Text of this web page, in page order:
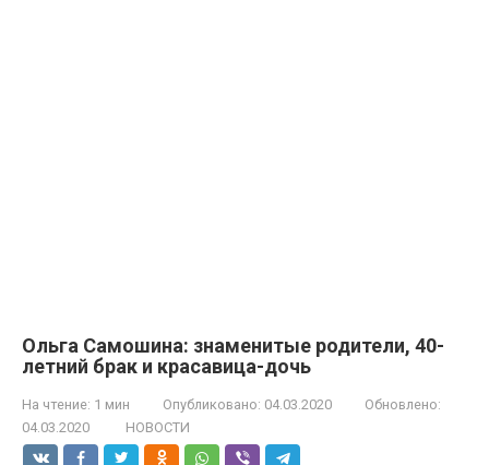
Ольга Самошина: знаменитые родители, 40-
летний брак и красавица-дочь
На чтение: 1 мин Опубликовано: 04.03.2020
Обновлено:
04.03.2020
НОВОСТИ